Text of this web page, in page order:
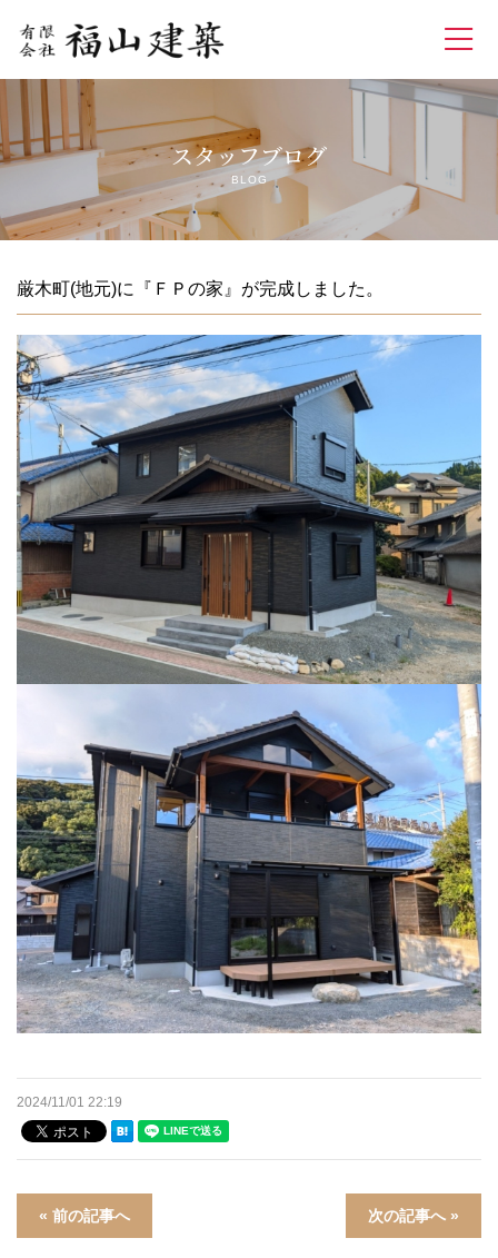
ホーム
FPの家
私たちの家づくり
よくあるご質問
会社案内
オンライン打ち合わせ
プライバシーポリシー
お問い合わせ
施工事例
お知らせ
スタッフブログ
BLOG
厳木町(地元)に『ＦＰの家』が完成しました。
2024/11/01 22:19
« 前の記事へ 次の記事へ »